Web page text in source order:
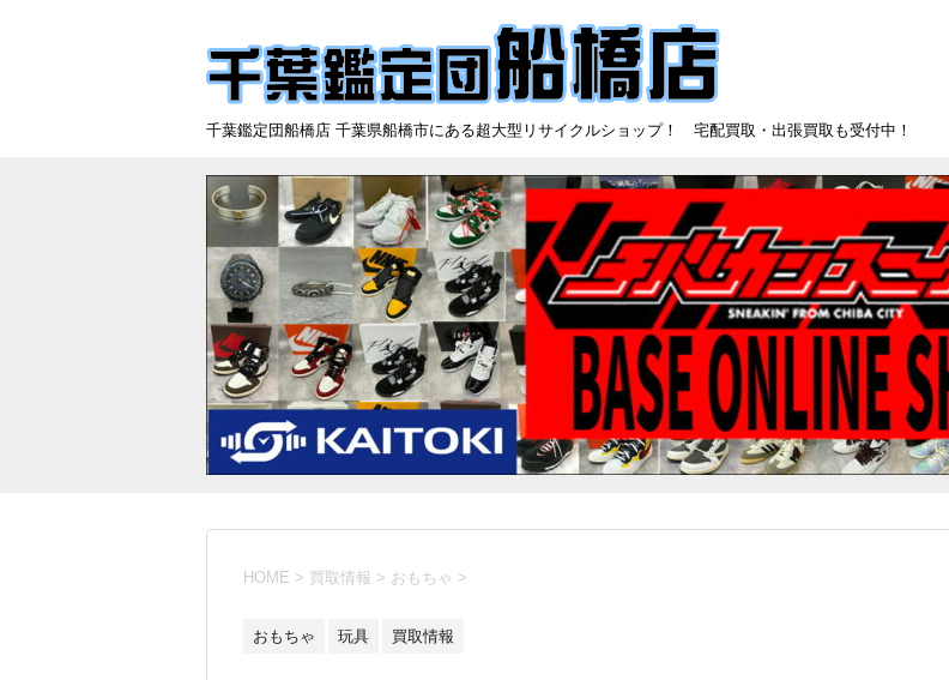
千葉鑑定団船橋店 千葉県船橋市にある超大型リサイクルショップ！ 宅配買取・出張買取も受付中！
HOME > 買取情報 > おもちゃ >
おもちゃ 玩具 買取情報